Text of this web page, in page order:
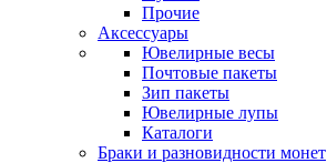
Прочие
Аксессуары
Ювелирные весы
Почтовые пакеты
Зип пакеты
Ювелирные лупы
Каталоги
Браки и разновидности монет